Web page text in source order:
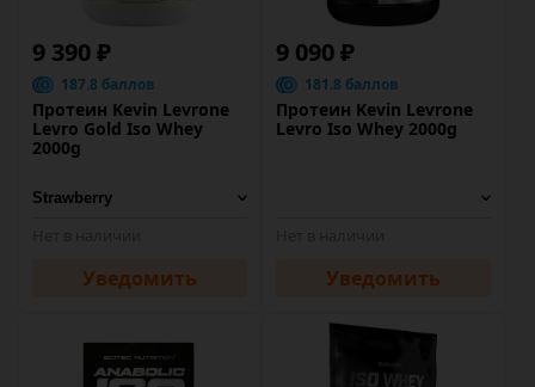
9 390 ₽
187.8 баллов
Протеин Kevin Levrone
Levro Gold Iso Whey
2000g
Уведомить
9 090 ₽
181.8 баллов
Протеин Kevin Levrone
Levro Iso Whey 2000g
Уведомить